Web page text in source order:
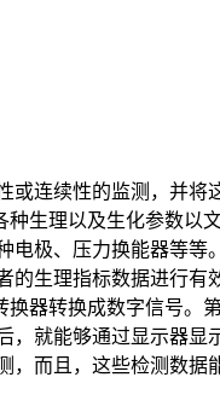
连续性的监测，并
生理以及生化参数以
极、压力换能器等
生理指标数据进行
器转换成数字信号。
就能够通过显示器
而且，这些检测数